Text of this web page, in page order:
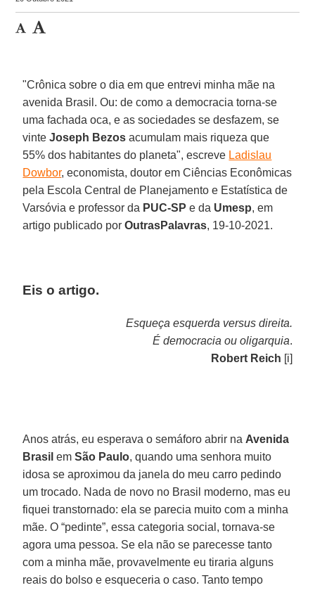
"Crônica sobre o dia em que entrevi minha mãe na
avenida Brasil. Ou: de como a democracia torna-se
uma fachada oca, e as sociedades se desfazem, se
vinteJoseph Bezos acumulam mais riqueza que
55% dos habitantes do planeta", escreve Ladislau
Dowbor, economista, doutor em Ciências Econômicas
pela Escola Central de Planejamento e Estatística de
Varsóvia e professor da PUC-SP e da Umesp, em
artigo publicado porOutrasPalavras, 19-10-2021.
Eis o artigo.
Esqueça esquerda versus direita.
É democracia ou oligarquia.
Robert Reich [i]
Anos atrás, eu esperava o semáforo abrir na Avenida
Brasil emSão Paulo, quando uma senhora muito
idosa se aproximou da janela do meu carro pedindo
um trocado. Nada de novo no Brasil moderno, mas eu
fiquei transtornado: ela se parecia muito com a minha
mãe. O “pedinte”, essa categoria social, tornava-se
agora uma pessoa. Se ela não se parecesse tanto
com a minha mãe, provavelmente eu tiraria alguns
reais do bolso e esqueceria o caso. Tanto tempo